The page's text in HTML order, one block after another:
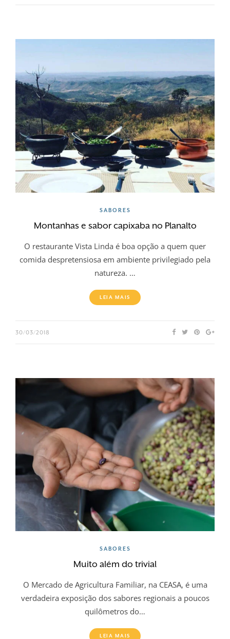
SABORES
Montanhas e sabor capixaba no Planalto
O restaurante Vista Linda é boa opção a quem quer
comida despretensiosa em ambiente privilegiado pela
natureza. …
LEIA MAIS
30/03/2018
SABORES
Muito além do trivial
O Mercado de Agricultura Familiar, na CEASA, é uma
verdadeira exposição dos sabores regionais a poucos
quilômetros do…
LEIA MAIS